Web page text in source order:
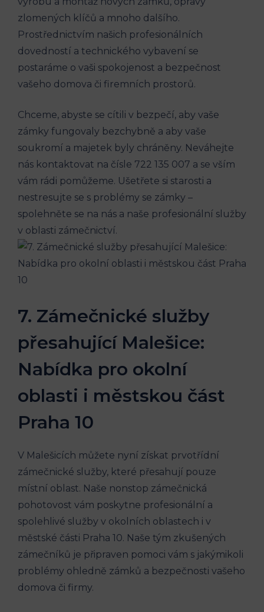
zlomených klíčů a mnoho dalšího.
Prostřednictvím našich profesionálních
dovedností a technického vybavení se
postaráme o vaši spokojenost a bezpečnost
vašeho domova či firemních prostorů.
Chceme, abyste se cítili v bezpečí, aby vaše
zámky fungovaly bezchybně a aby vaše
soukromí a majetek byly chráněny. Neváhejte
nás kontaktovat na čísle 722 135 007 a se vším
vám rádi pomůžeme. Ušetřete si starosti a
nestresujte se s problémy se zámky –
spolehněte se na nás a naše profesionální služby
v oblasti zámečnictví.
7. Zámečnické služby
přesahující Malešice:
Nabídka pro okolní
oblasti i městskou část
Praha 10
V Malešicích můžete nyní získat prvotřídní
zámečnické služby, které přesahují pouze
místní oblast. Naše nonstop zámečnická
pohotovost vám poskytne profesionální a
spolehlivé služby v okolních oblastech i v
městské části Praha 10. Naše tým zkušených
zámečníků je připraven pomoci vám s jakýmikoli
problémy ohledně zámků a bezpečnosti vašeho
domova či firmy.